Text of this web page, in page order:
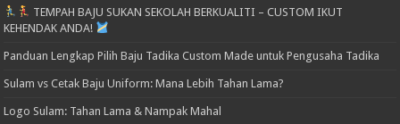
TEMPAH BAJU SUKAN SEKOLAH BERKUALITI – CUSTOM IKUT
KEHENDAK ANDA!
Panduan Lengkap Pilih Baju Tadika Custom Made untuk Pengusaha Tadika
Sulam vs Cetak Baju Uniform: Mana Lebih Tahan Lama?
Logo Sulam: Tahan Lama & Nampak Mahal